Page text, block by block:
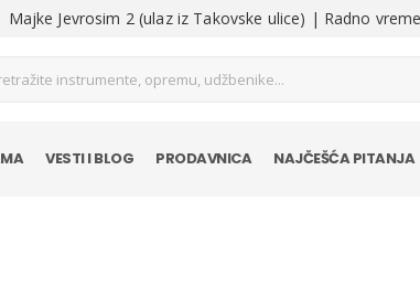
Jevrosim 2 (ulaz iz Takovske ulice) | Radno
VESTI I BLOG PRODAVNICA NAJČEŠĆA PITANJA